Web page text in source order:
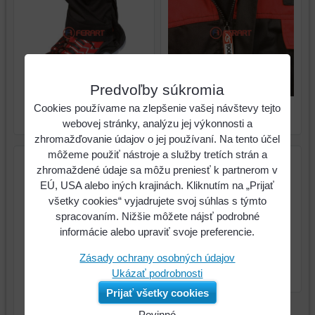
Pracovná kombinéza,
červená/čierna, XXL
Pracovná kombinéza,
červená/čierna, XXL
Pracovná kombinéza,
Pracovná kombinéza,
červená/čierna, XXL
Predvoľby súkromia
Cookies používame na zlepšenie vašej návštevy tejto
webovej stránky, analýzu jej výkonnosti a
zhromažďovanie údajov o jej používaní. Na tento účel
môžeme použiť nástroje a služby tretích strán a
zhromaždené údaje sa môžu preniesť k partnerom v
EÚ, USA alebo iných krajinách. Kliknutím na „Prijať
všetky cookies“ vyjadrujete svoj súhlas s týmto
spracovaním. Nižšie môžete nájsť podrobné
informácie alebo upraviť svoje preferencie.
Zásady ochrany osobných údajov
Ukázať podrobnosti
Prijať všetky cookies